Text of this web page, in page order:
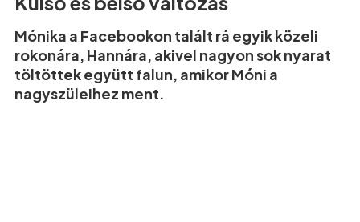
Mónika a Facebookon talált rá egyik közeli
rokonára, Hannára, akivel nagyon sok nyarat
töltöttek együtt falun, amikor Móni a
nagyszüleihez ment.